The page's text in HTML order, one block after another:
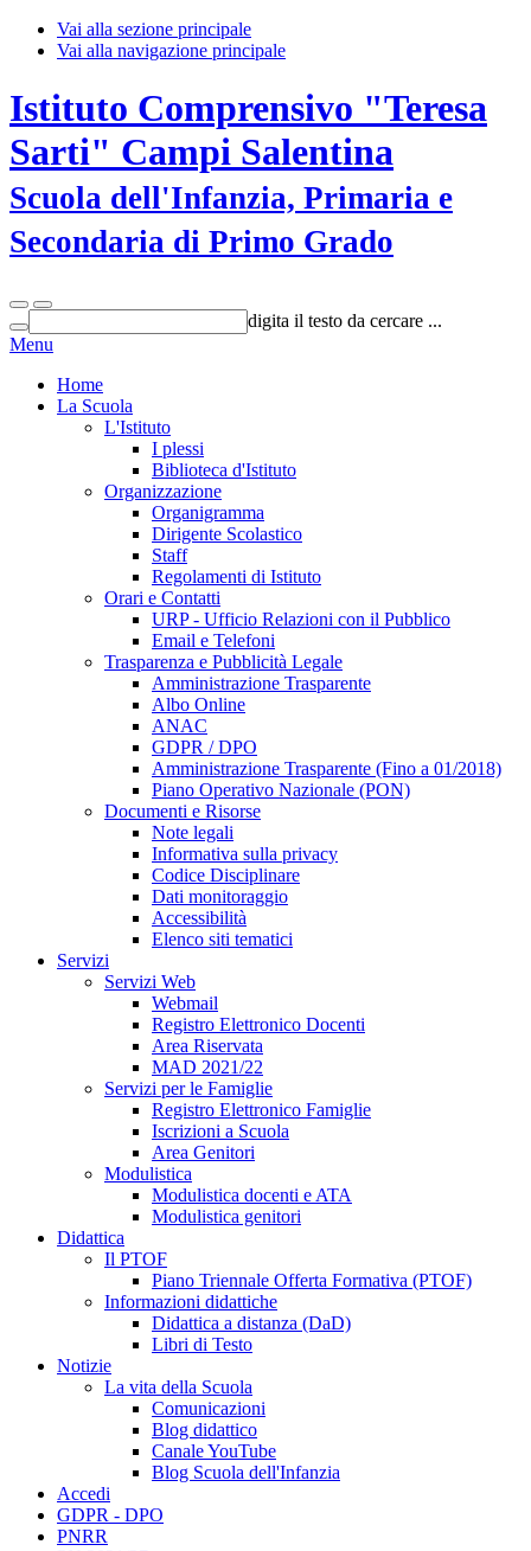
Vai alla sezione principale
Vai alla navigazione principale
Istituto Comprensivo "Teresa
Sarti" Campi Salentina
Scuola dell'Infanzia, Primaria e
Secondaria di Primo Grado
digita il testo da cercare ...
Menu
Home
La Scuola
L'Istituto
I plessi
Biblioteca d'Istituto
Organizzazione
Organigramma
Dirigente Scolastico
Staff
Regolamenti di Istituto
Orari e Contatti
URP - Ufficio Relazioni con il Pubblico
Email e Telefoni
Trasparenza e Pubblicità Legale
Amministrazione Trasparente
Albo Online
ANAC
GDPR / DPO
Amministrazione Trasparente (Fino a 01/2018)
Piano Operativo Nazionale (PON)
Documenti e Risorse
Note legali
Informativa sulla privacy
Codice Disciplinare
Dati monitoraggio
Accessibilità
Elenco siti tematici
Servizi
Servizi Web
Webmail
Registro Elettronico Docenti
Area Riservata
MAD 2021/22
Servizi per le Famiglie
Registro Elettronico Famiglie
Iscrizioni a Scuola
Area Genitori
Modulistica
Modulistica docenti e ATA
Modulistica genitori
Didattica
Il PTOF
Piano Triennale Offerta Formativa (PTOF)
Informazioni didattiche
Didattica a distanza (DaD)
Libri di Testo
Notizie
La vita della Scuola
Comunicazioni
Blog didattico
Canale YouTube
Blog Scuola dell'Infanzia
Accedi
GDPR - DPO
PNRR